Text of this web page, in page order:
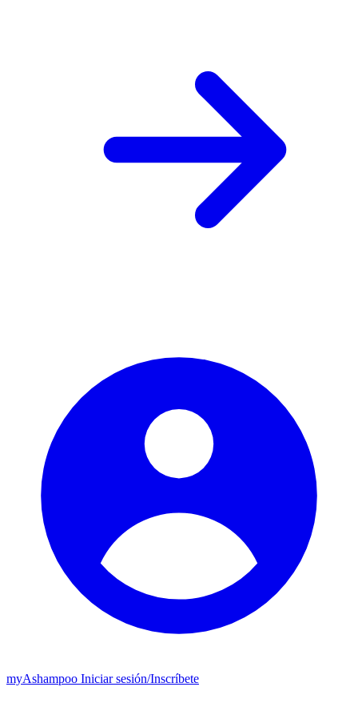
myAshampoo Iniciar sesión/Inscríbete